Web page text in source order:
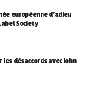
européenne d’adieu
Society
désaccords avec John